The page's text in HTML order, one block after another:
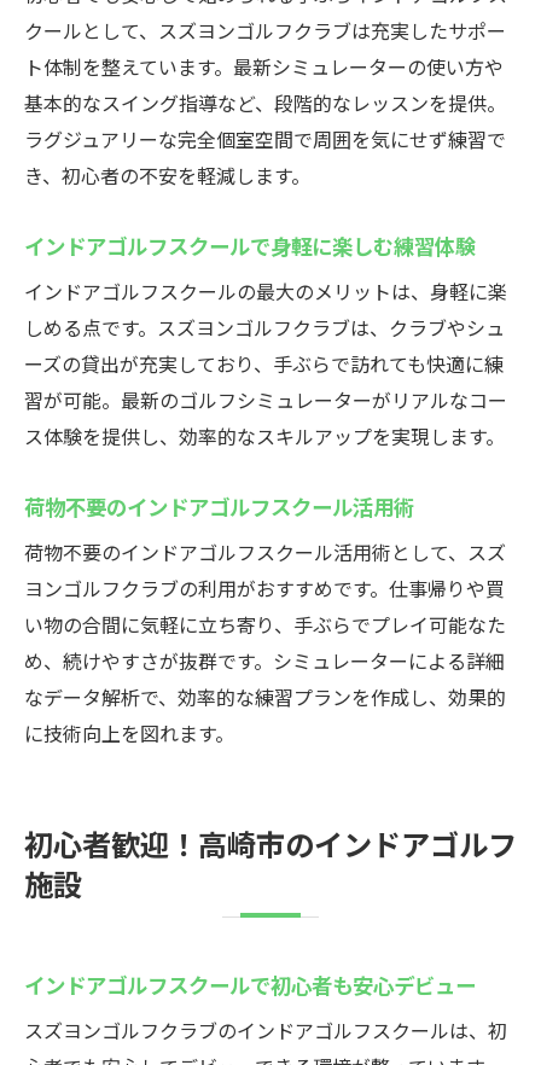
クールとして、スズヨンゴルフクラブは充実したサポー
ト体制を整えています。最新シミュレーターの使い方や
基本的なスイング指導など、段階的なレッスンを提供。
ラグジュアリーな完全個室空間で周囲を気にせず練習で
き、初心者の不安を軽減します。
インドアゴルフスクールで身軽に楽しむ練習体験
インドアゴルフスクールの最大のメリットは、身軽に楽
しめる点です。スズヨンゴルフクラブは、クラブやシュ
ーズの貸出が充実しており、手ぶらで訪れても快適に練
習が可能。最新のゴルフシミュレーターがリアルなコー
ス体験を提供し、効率的なスキルアップを実現します。
荷物不要のインドアゴルフスクール活用術
荷物不要のインドアゴルフスクール活用術として、スズ
ヨンゴルフクラブの利用がおすすめです。仕事帰りや買
い物の合間に気軽に立ち寄り、手ぶらでプレイ可能なた
め、続けやすさが抜群です。シミュレーターによる詳細
なデータ解析で、効率的な練習プランを作成し、効果的
に技術向上を図れます。
初心者歓迎！高崎市のインドアゴルフ
施設
インドアゴルフスクールで初心者も安心デビュー
スズヨンゴルフクラブのインドアゴルフスクールは、初